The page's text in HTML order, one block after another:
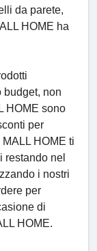
da parete,
HOME ha
budget, non
HOME sono
per
HOME ti
restando nel
i nostri
per
di
HOME.